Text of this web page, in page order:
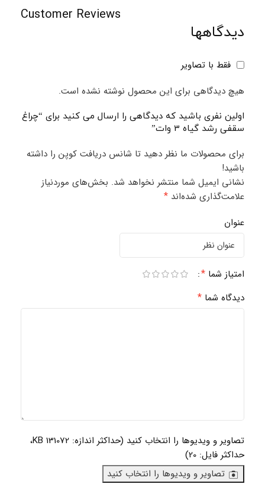
Customer Reviews
دیدگاهها
فقط با تصاویر
هیچ دیدگاهی برای این محصول نوشته نشده است.
اولین نفری باشید که دیدگاهی را ارسال می کنید برای “چراغ
سقفی رشد گیاه 3 وات”
برای محصولات ما نظر دهید تا شانس دریافت کوپن را داشته
باشید!
نشانی ایمیل شما منتشر نخواهد شد. بخش‌های موردنیاز
علامت‌گذاری شده‌اند *
عنوان
امتیاز شما *
دیدگاه شما *
تصاویر و ویدیوها را انتخاب کنید (حداکثر اندازه: 131072 KB،
حداکثر فایل: 20)
تصاویر و ویدیوها را انتخاب کنید